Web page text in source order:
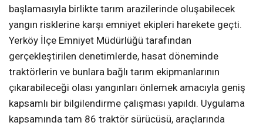
başlamasıyla birlikte tarım arazilerinde oluşabilecek
yangın risklerine karşı emniyet ekipleri harekete geçti.
Yerköy İlçe Emniyet Müdürlüğü tarafından
gerçekleştirilen denetimlerde, hasat döneminde
traktörlerin ve bunlara bağlı tarım ekipmanlarının
çıkarabileceği olası yangınları önlemek amacıyla geniş
kapsamlı bir bilgilendirme çalışması yapıldı. Uygulama
kapsamında tam 86 traktör sürücüsü, araçlarında